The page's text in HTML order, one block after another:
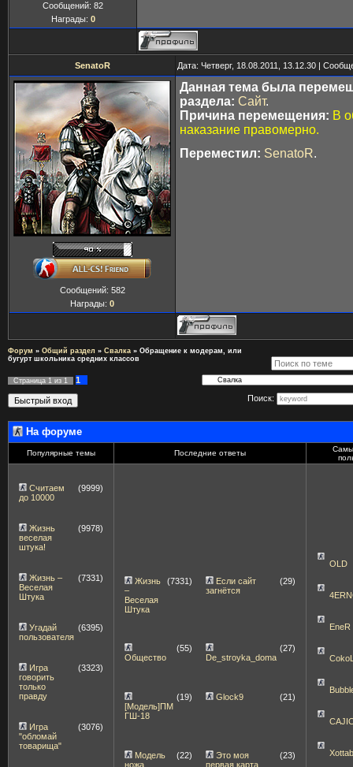
Сообщений: 82
Награды: 0
SenatoR Дата: Четверг, 18.08.2011, 13.12.30 |
Сообщений: 582
Награды: 0
Данная тема была
раздела: Сайт.
Причина перемещения: В
наказание правомерно.
Переместил: SenatoR.
Форум » Общий раздел » Свалка » Обращение к модерам, или
бугурт школьника средних классов
Страница 1 из 1
1
Поиск:
На форуме
Популярные темы Последние ответы
Считаем
до 10000
(9999)
Жизнь
веселая
штука!
(9978)
Жизнь –
Веселая
Штука
(7331)
Угадай
пользователя
(6395)
Игра
говорить
только
правду
(3323)
Игра
"обломай
товарища"
(3076)
Жизнь
–
Веселая
Штука
(7331)
Если сайт
загнётся
(29)
Общество
(55)
De_stroyka_doma
(27)
[Модель]ПМ
ГШ-18
(19) Glock9 (21)
Модель
ножа
(22)
Это моя
первая карта
(23)
OLD
EneR